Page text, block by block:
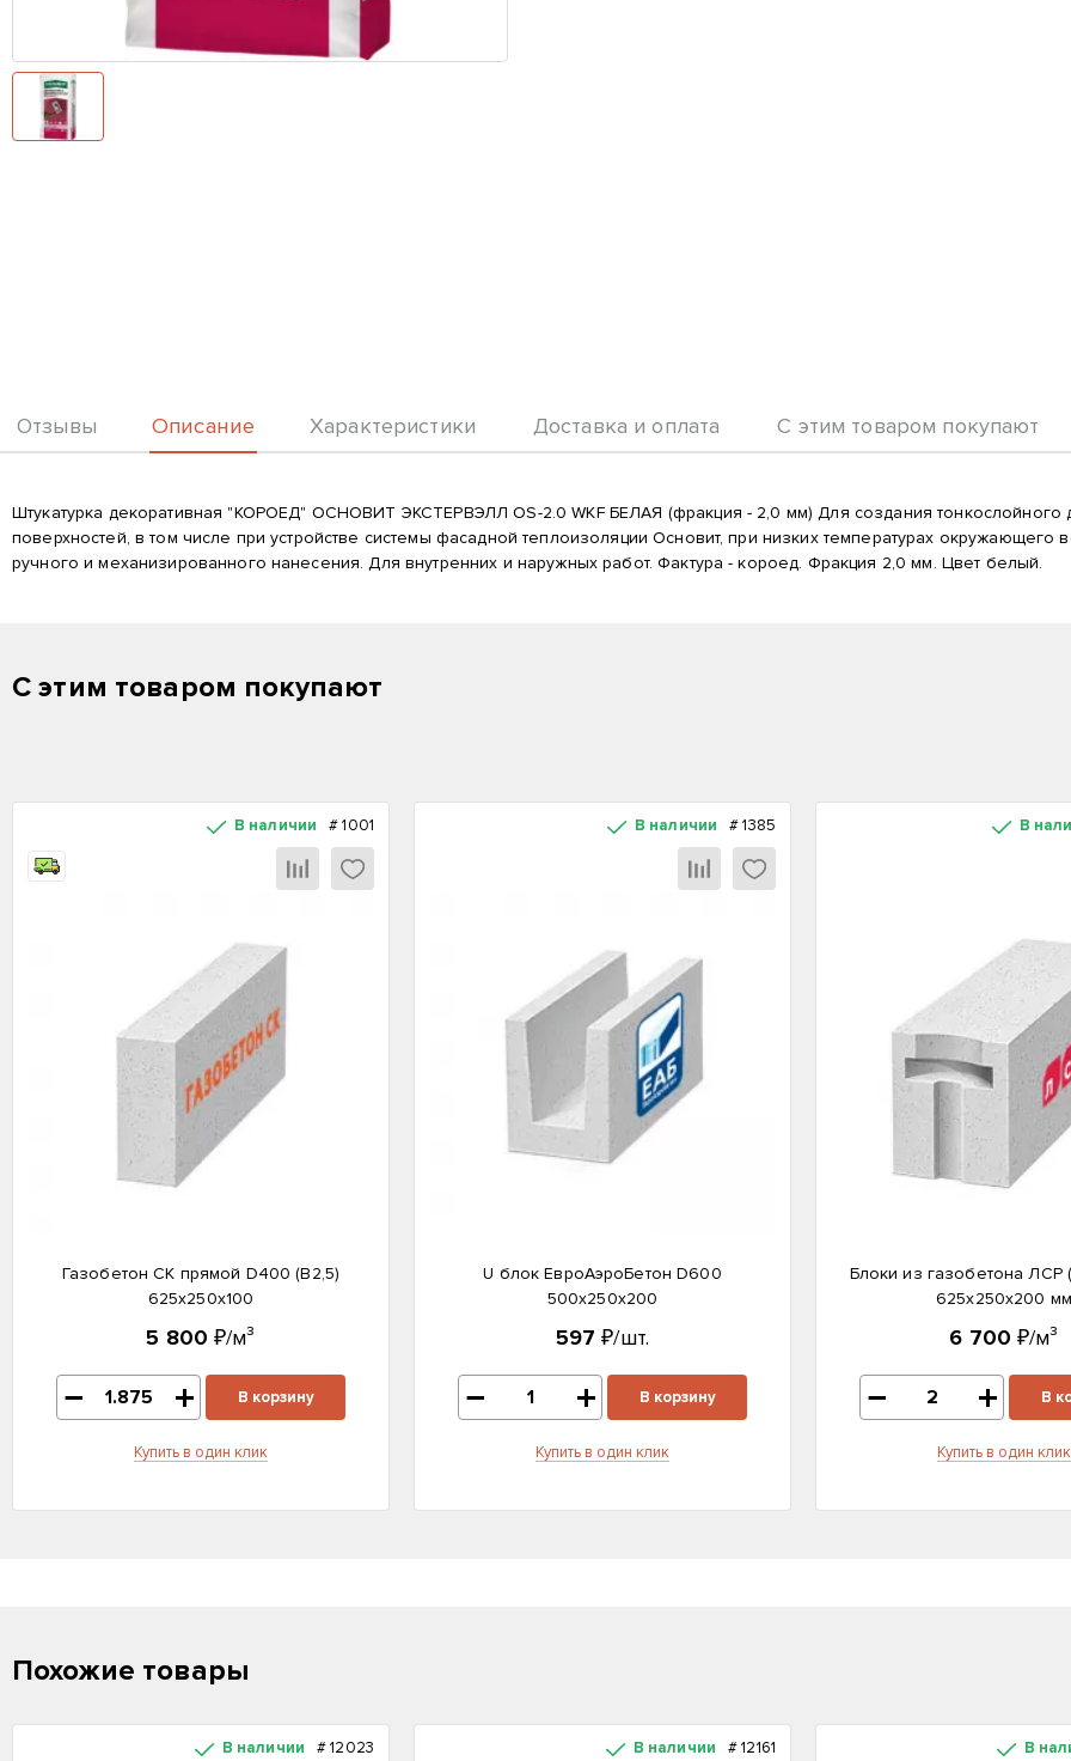
Отзывы Описание Характеристики Доставка и оплата С этим товаром покупают
Описание
Штукатурка декоративная "КОРОЕД" ОСНОВИТ ЭКСТЕРВЭЛЛ OS-2.0 WKF БЕЛАЯ (фракция - 2,0 мм) Для создания тонкослойного
поверхностей, в том числе при устройстве системы фасадной теплоизоляции Основит, при низких температурах
ручного и механизированного нанесения. Для внутренних и наружных работ. Фактура - короед. Фракция 2,0 мм. Цвет белый.
С этим товаром покупают
В наличии #1001
Газобетон СК прямой D400 (B2,5)
625x250x100
5 800 ₽/м³
В корзину
Купить в один клик
В наличии #1385
U блок ЕвроАэроБетон D600
500х250х200
597 ₽/шт.
В корзину
Купить в один клик
В
Блоки из газобетона ЛСР
625х250х200 мм
6 700 ₽/м³
В
Купить в один клик
Похожие товары
В наличии #12023 В наличии #12161 В